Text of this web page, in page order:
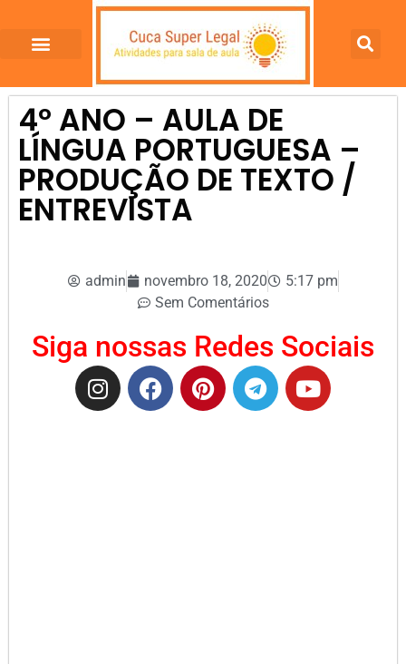
4º ANO – AULA DE
LÍNGUA PORTUGUESA –
PRODUÇÃO DE TEXTO /
ENTREVISTA
admin novembro 18, 2020
5:17 pm
Sem Comentários
Siga nossas Redes Sociais